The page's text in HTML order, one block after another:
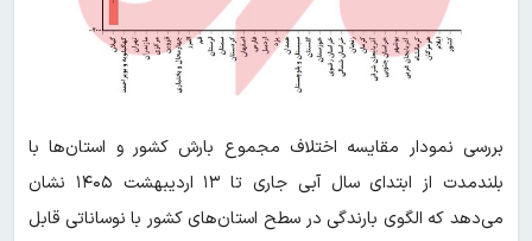
بررسی نمودار مقایسه اختلاف مجموع بارش کشور و استان‌ها با
بلندمدت از ابتدای سال آبی جاری تا ۱۳ اردیبهشت ۱۴۰۵ نشان
می‌دهد که الگوی بارندگی در سطح استان‌های کشور با نوساناتی قابل